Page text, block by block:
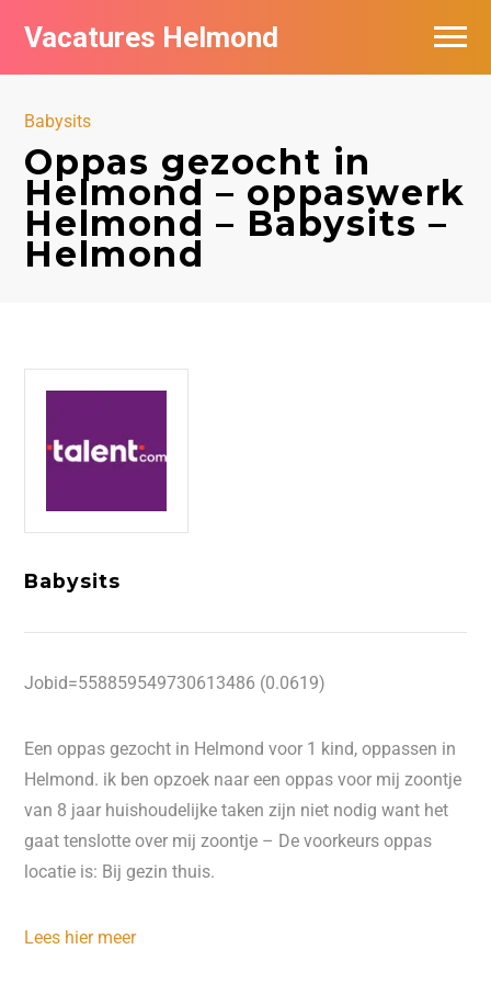
Vacatures Helmond
Babysits
Oppas gezocht in
Helmond – oppaswerk
Helmond – Babysits –
Helmond
Babysits
Jobid=558859549730613486 (0.0619)
Een oppas gezocht in Helmond voor 1 kind, oppassen in
Helmond. ik ben opzoek naar een oppas voor mij zoontje
van 8 jaar huishoudelijke taken zijn niet nodig want het
gaat tenslotte over mij zoontje – De voorkeurs oppas
locatie is: Bij gezin thuis.
Lees hier meer
Vacatures bij bedrijven in Helmond
De populairste vacatures in Helmond